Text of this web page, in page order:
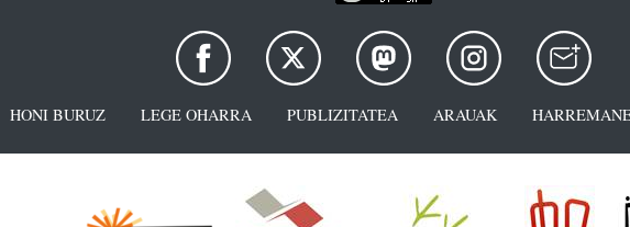
HONI BURUZ LEGE OHARRA PUBLIZITATEA ARAUAK